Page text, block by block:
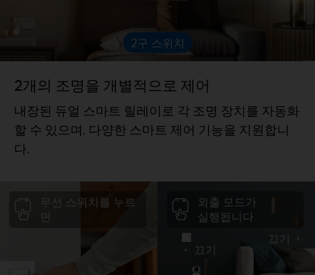
2구 스위치
2개의 조명을 개별적으로 제어
내장된 듀얼 스마트 릴레이로 각 조명 장치를 자동화
할 수 있으며, 다양한 스마트 제어 기능을 지원합니
다.
무선 스위치를 누르
면
외출 모드가
실행됩니다.
끄기
끄기